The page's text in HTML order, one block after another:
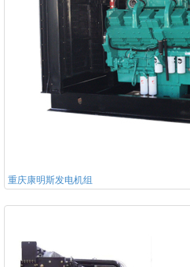
重庆康明斯发电机组